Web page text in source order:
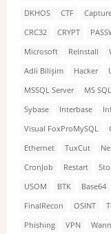
DKHOS
CTF
CRC32
CRYPT
Microsoft
ReInstall
Adli Bilişim
Hacker
MSSQL Server
MS
Sybase
Interbase
Visual FoxProMySQL
Ethernet
TuxCut
CronJob
Restart
USOM
BTK Base64
FinalRecon
OSINT
Phishing
VPN